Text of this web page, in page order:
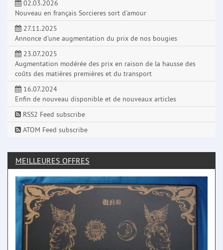
02.03.2026
Nouveau en français Sorcieres sort d'amour
27.11.2025
Annonce d'une augmentation du prix de nos bougies
23.07.2025
Augmentation modérée des prix en raison de la hausse des
coûts des matières premières et du transport
16.07.2024
Enfin de nouveau disponible et de nouveaux articles
RSS2 Feed subscribe
ATOM Feed subscribe
MEILLEURES OFFRES